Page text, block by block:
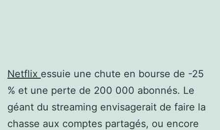
Netflix essuie une chute en bourse de -25
% et une perte de 200 000 abonnés. Le
géant du streaming envisagerait de faire la
chasse aux comptes partagés, ou encore